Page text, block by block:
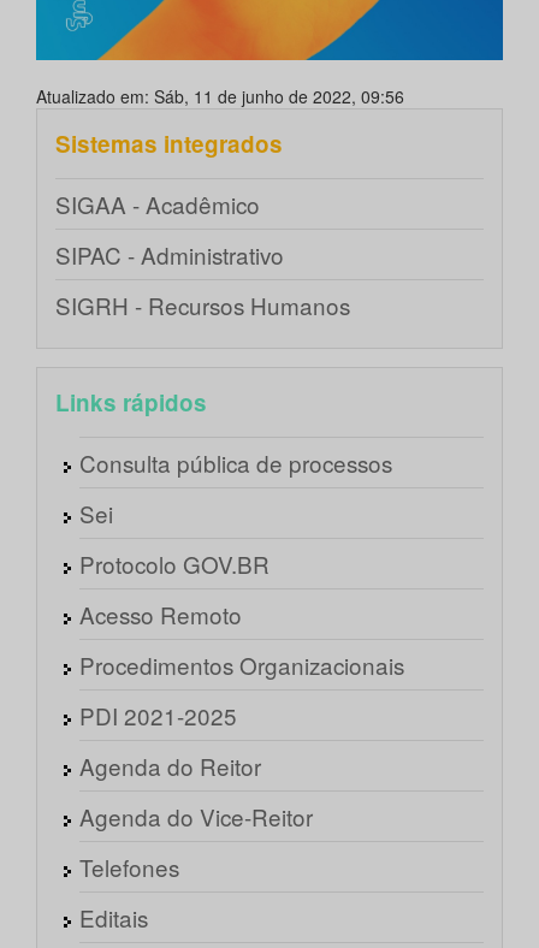
Atualizado em: Sáb, 11 de junho de 2022, 09:56
Sistemas integrados
SIGAA - Acadêmico
SIPAC - Administrativo
SIGRH - Recursos Humanos
Links rápidos
Consulta pública de processos
Sei
Protocolo GOV.BR
Acesso Remoto
Procedimentos Organizacionais
PDI 2021-2025
Agenda do Reitor
Agenda do Vice-Reitor
Telefones
Editais